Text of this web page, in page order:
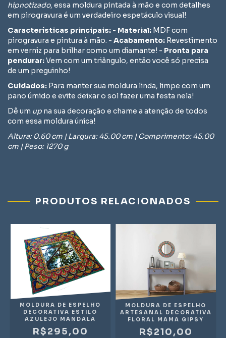
hipnotizado, essa moldura pintada à mão e com detalhes
em pirogravura é um verdadeiro espetáculo visual!
Características principais: - Material: MDF com
pirogravura e pintura à mão. - Acabamento: Revestimento
em verniz para brilhar como um diamante! - Pronta para
pendurar:Vem com um triângulo, então você só precisa
de um preguinho!
Cuidados: Para manter sua moldura linda, limpe com um
pano úmido e evite deixar o sol fazer uma festa nela!
Dê um up na sua decoração e chame a atenção de todos
com essa moldura única!
Altura: 0.60 cm | Largura: 45.00 cm | Comprimento: 45.00
cm | Peso: 1270 g
PRODUTOS RELACIONADOS
MOLDURA DE ESPELHO
DECORATIVA ESTILO
AZULEJO MANDALA
R$295,00
MOLDURA DE ESPELHO
ARTESANAL DECORATIVA
FLORAL MAMA GIPSY
R$210,00